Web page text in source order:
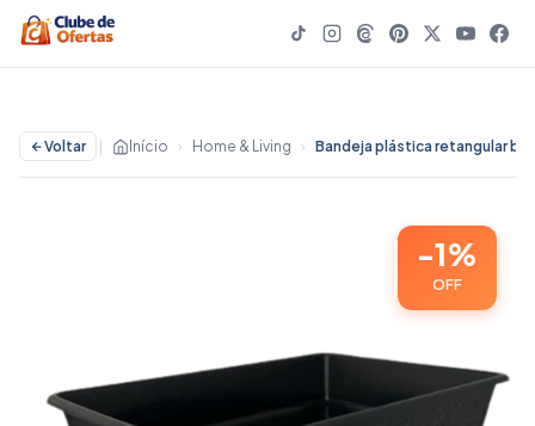
Voltar Início › Home & Living ›
-1%
OFF